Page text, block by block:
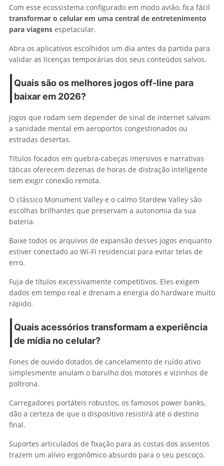
Com esse ecossistema configurado em modo avião, fica fácil
transformar o celular em uma central de entretenimento
para viagens espetacular.
Abra os aplicativos escolhidos um dia antes da partida para
validar as licenças temporárias dos seus conteúdos salvos.
Quais são os melhores jogos off-line para
baixar em 2026?
Jogos que rodam sem depender de sinal de internet salvam
a sanidade mental em aeroportos congestionados ou
estradas desertas.
Títulos focados em quebra-cabeças imersivos e narrativas
táticas oferecem dezenas de horas de distração inteligente
sem exigir conexão remota.
O clássico Monument Valley e o calmo Stardew Valley são
escolhas brilhantes que preservam a autonomia da sua
bateria.
Baixe todos os arquivos de expansão desses jogos enquanto
estiver conectado ao Wi-Fi residencial para evitar telas de
erro.
Fuja de títulos excessivamente competitivos. Eles exigem
dados em tempo real e drenam a energia do hardware muito
rápido.
Quais acessórios transformam a experiência
de mídia no celular?
Fones de ouvido dotados de cancelamento de ruído ativo
simplesmente anulam o barulho dos motores e vizinhos de
poltrona.
Carregadores portáteis robustos, os famosos power banks,
dão a certeza de que o dispositivo resistirá até o destino
final.
Suportes articulados de fixação para as costas dos assentos
trazem um alívio ergonômico absurdo para o seu pescoço.